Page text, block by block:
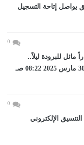
موقع التنسيق يواصل إتاحة التسجيل
0
مائل للبرودة ليلاً..
والعظمى فى القاهرة...اليوم الأحد، 30 مارس 2025 08:22 صـ
0
الإلكتروني